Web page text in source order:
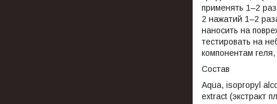
применять 1–2
2 нажатий 1–2
наносить на
тестировать на
компонентам
Состав
Аqua, isopropyl
extract (экстракт